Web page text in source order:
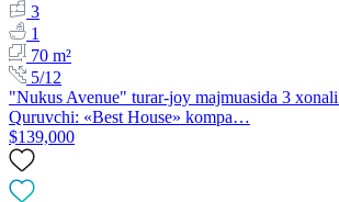
3
1
70 m²
5/12
"Nukus Avenue" turar-joy majmuasida 3
Quruvchi: «Best House» kompa…
$139,000